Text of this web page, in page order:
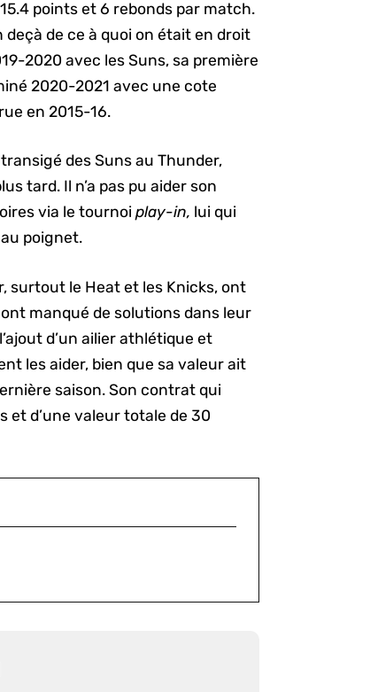
points et 6 rebonds par match.
de ce à quoi on était en droit
2020 avec les Suns, sa première
2020-2021 avec une cote
en 2015-16.
des Suns au Thunder,
tard. Il n’a pas pu aider son
via le tournoiplay-in, lui qui
poignet.
surtout le Heat et les Knicks, ont
manqué de solutions dans leur
d’un ailier athlétique et
les aider, bien que sa valeur ait
saison. Son contrat qui
et d’une valeur totale de 30